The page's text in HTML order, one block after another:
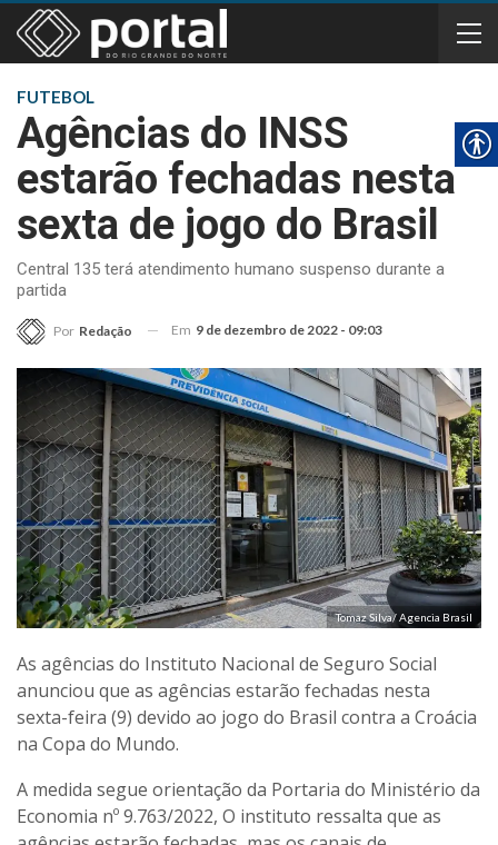
FUTEBOL
Agências do INSS
estarão fechadas nesta
sexta de jogo do Brasil
Central 135 terá atendimento humano suspenso durante a
partida
Por Redação Em 9 de dezembro de 2022 - 09:03
Tomaz Silva/ Agencia Brasil
As agências do Instituto Nacional de Seguro Social
anunciou que as agências estarão fechadas nesta
sexta-feira (9) devido ao jogo do Brasil contra a Croácia
na Copa do Mundo.
A medida segue orientação da Portaria do Ministério da
Economia nº 9.763/2022, O instituto ressalta que as